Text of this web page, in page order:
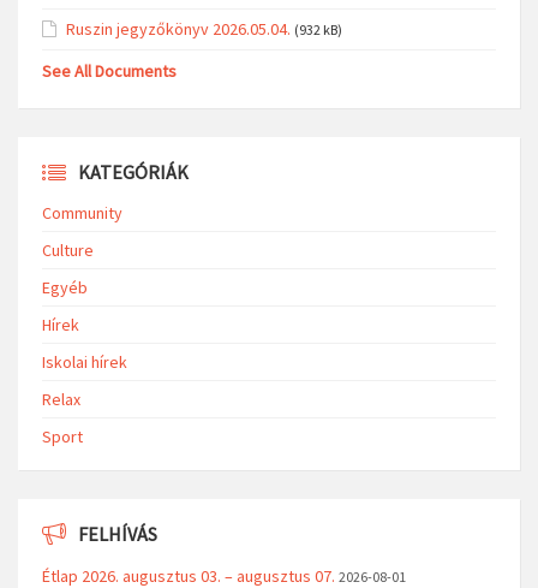
Ruszin jegyzőkönyv 2026.05.04. (932 kB)
See All Documents
KATEGÓRIÁK
Community
Culture
Egyéb
Hírek
Iskolai hírek
Relax
Sport
FELHÍVÁS
Étlap 2026. augusztus 03. – augusztus 07. 2026-08-01